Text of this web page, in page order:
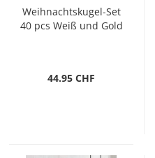
Weihnachtskugel-Set
40 pcs Weiß und Gold
44.95 CHF